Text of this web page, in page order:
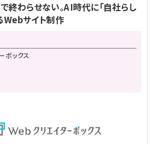
で終わらせない。AI時代に「自社らし
Webサイト制作
ボックス